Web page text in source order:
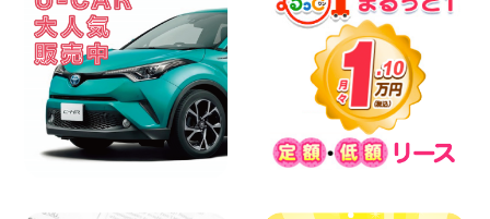
夏季休暇のお知らせ 東京都 墨田文花店
100円レンタカー 墨田文花
2026年08月07日
8月 お盆休みのお知らせ 広島県 ベイシテ
ィ宇品店
100円レンタカー ベイシティ宇品
2026年08月07日
横浜弥生台店限定!!夏季特別キャンペーン
100円レンタカー 横浜弥生台